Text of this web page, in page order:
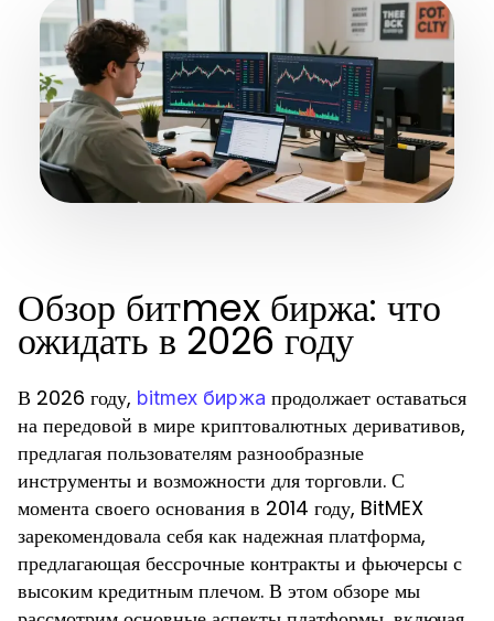
Обзор битmex биржа: что
ожидать в 2026 году
В 2026 году, bitmex биржа продолжает оставаться
на передовой в мире криптовалютных деривативов,
предлагая пользователям разнообразные
инструменты и возможности для торговли. С
момента своего основания в 2014 году, BitMEX
зарекомендовала себя как надежная платформа,
предлагающая бессрочные контракты и фьючерсы с
высоким кредитным плечом. В этом обзоре мы